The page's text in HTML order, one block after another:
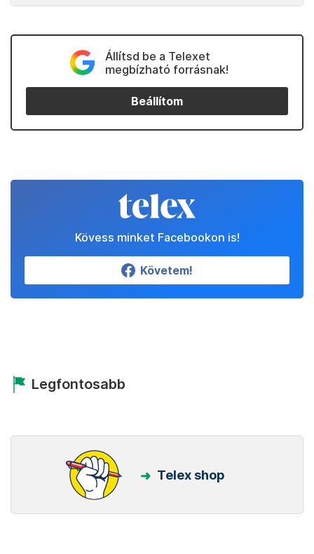
Állítsd be a Telexet
megbízható forrásnak!
Beállítom
Kövess minket Facebookon is!
Követem!
Legfontosabb
Telex shop